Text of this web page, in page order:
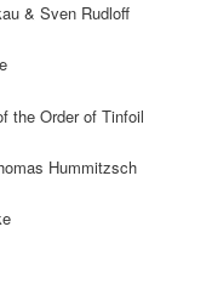
& Sven Rudloff
the Order of Tinfoil
Hummitzsch